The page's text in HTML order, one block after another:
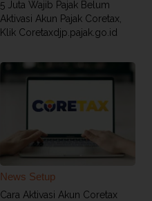
5 Juta Wajib Pajak Belum
Aktivasi Akun Pajak Coretax,
Klik Coretaxdjp.pajak.go.id
News Setup
Cara Aktivasi Akun Coretax